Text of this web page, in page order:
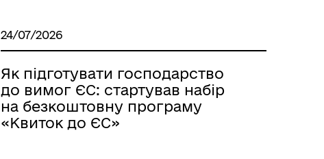
24/07/2026
Як підготувати господарство
до вимог ЄС: стартував набір
на безкоштовну програму
«Квиток до ЄС»